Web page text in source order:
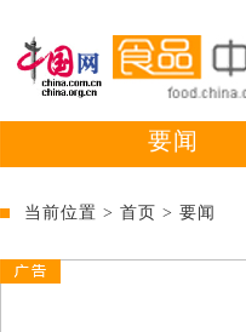
要闻
当前位置 > 首页 > 要闻